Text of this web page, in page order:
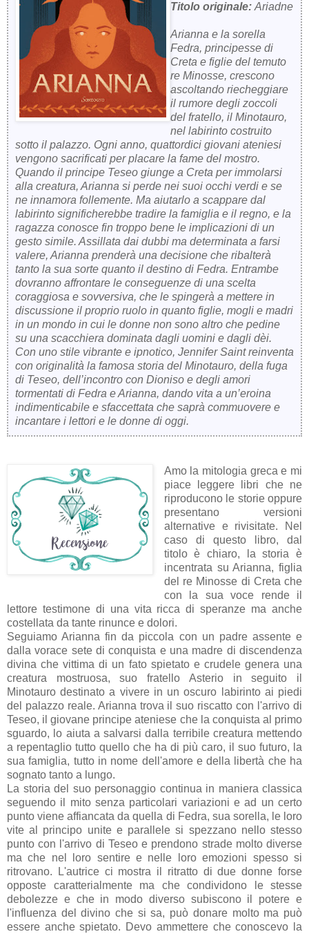
Titolo originale: Ariadne
Arianna e la sorella
Fedra, principesse di
Creta e figlie del temuto
re Minosse, crescono
ascoltando riecheggiare
il rumore degli zoccoli
del fratello, il Minotauro,
nel labirinto costruito
sotto il palazzo. Ogni anno, quattordici giovani ateniesi
vengono sacrificati per placare la fame del mostro.
Quando il principe Teseo giunge a Creta per immolarsi
alla creatura, Arianna si perde nei suoi occhi verdi e se
ne innamora follemente. Ma aiutarlo a scappare dal
labirinto significherebbe tradire la famiglia e il regno, e la
ragazza conosce fin troppo bene le implicazioni di un
gesto simile. Assillata dai dubbi ma determinata a farsi
valere, Arianna prenderà una decisione che ribalterà
tanto la sua sorte quanto il destino di Fedra. Entrambe
dovranno affrontare le conseguenze di una scelta
coraggiosa e sovversiva, che le spingerà a mettere in
discussione il proprio ruolo in quanto figlie, mogli e madri
in un mondo in cui le donne non sono altro che pedine
su una scacchiera dominata dagli uomini e dagli dèi.
Con uno stile vibrante e ipnotico, Jennifer Saint reinventa
con originalità la famosa storia del Minotauro, della fuga
di Teseo, dell’incontro con Dioniso e degli amori
tormentati di Fedra e Arianna, dando vita a un’eroina
indimenticabile e sfaccettata che saprà commuovere e
incantare i lettori e le donne di oggi.
Amo la mitologia greca e mi
piace leggere libri che ne
riproducono le storie oppure
presentano versioni
alternative e rivisitate. Nel
caso di questo libro, dal
titolo è chiaro, la storia è
incentrata su Arianna, figlia
del re Minosse di Creta che
con la sua voce rende il
lettore testimone di una vita ricca di speranze ma anche
costellata da tante rinunce e dolori.
Seguiamo Arianna fin da piccola con un padre assente e
dalla vorace sete di conquista e una madre di discendenza
divina che vittima di un fato spietato e crudele genera una
creatura mostruosa, suo fratello Asterio in seguito il
Minotauro destinato a vivere in un oscuro labirinto ai piedi
del palazzo reale. Arianna trova il suo riscatto con l'arrivo di
Teseo, il giovane principe ateniese che la conquista al primo
sguardo, lo aiuta a salvarsi dalla terribile creatura mettendo
a repentaglio tutto quello che ha di più caro, il suo futuro, la
sua famiglia, tutto in nome dell'amore e della libertà che ha
sognato tanto a lungo.
La storia del suo personaggio continua in maniera classica
seguendo il mito senza particolari variazioni e ad un certo
punto viene affiancata da quella di Fedra, sua sorella, le loro
vite al principo unite e parallele si spezzano nello stesso
punto con l'arrivo di Teseo e prendono strade molto diverse
ma che nel loro sentire e nelle loro emozioni spesso si
ritrovano. L'autrice ci mostra il ritratto di due donne forse
opposte caratterialmente ma che condividono le stesse
debolezze e che in modo diverso subiscono il potere e
l'influenza del divino che si sa, può donare molto ma può
essere anche spietato. Devo ammettere che conoscevo la